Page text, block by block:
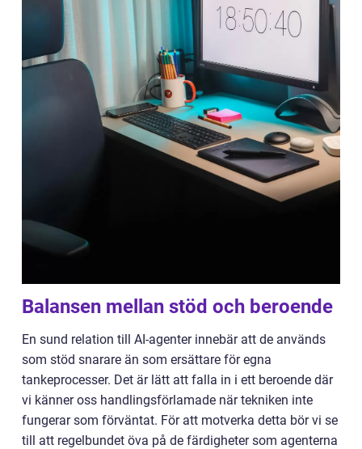
Balansen mellan stöd och beroende
En sund relation till AI-agenter innebär att de används
som stöd snarare än som ersättare för egna
tankeprocesser. Det är lätt att falla in i ett beroende där
vi känner oss handlingsförlamade när tekniken inte
fungerar som förväntat. För att motverka detta bör vi se
till att regelbundet öva på de färdigheter som agenterna